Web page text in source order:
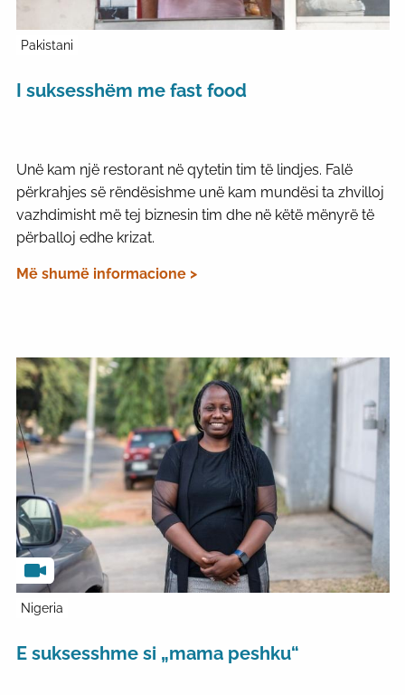
Pakistani
I suksesshëm me fast food
Unë kam një restorant në qytetin tim të lindjes. Falë
përkrahjes së rëndësishme unë kam mundësi ta zhvilloj
vazhdimisht më tej biznesin tim dhe në këtë mënyrë të
përballoj edhe krizat.
Më shumë informacione >
Nigeria
E suksesshme si „mama peshku“